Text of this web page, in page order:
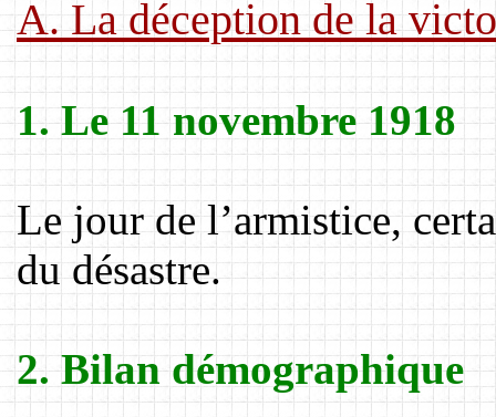
A. La déception de la
1. Le 11 novembre 1918
Le jour de l’armistice,
du désastre.
2. Bilan démographique